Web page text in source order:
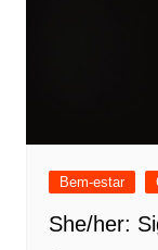
Bem-estar
She/her: